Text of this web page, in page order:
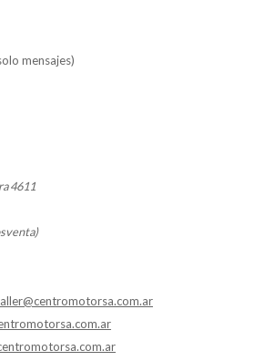
mensajes)
4611